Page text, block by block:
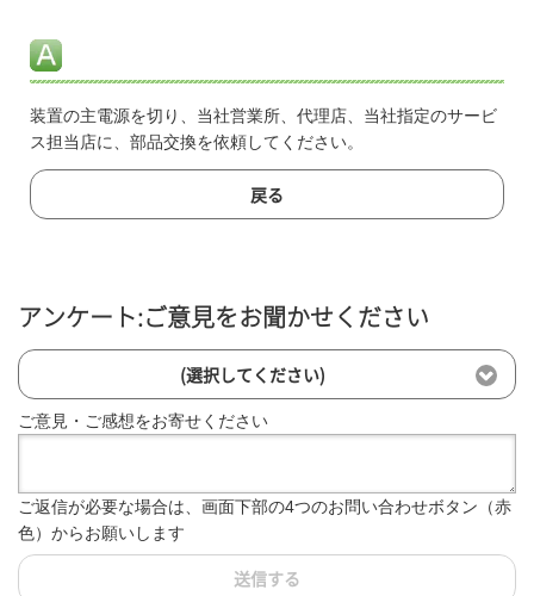
装置の主電源を切り、当社営業所、代理店、当社指定のサービ
ス担当店に、部品交換を依頼してください。
戻る
アンケート:ご意見をお聞かせください
(選択してください)
ご意見・ご感想をお寄せください
ご返信が必要な場合は、画面下部の4つのお問い合わせボタン（赤
色）からお願いします
送信する